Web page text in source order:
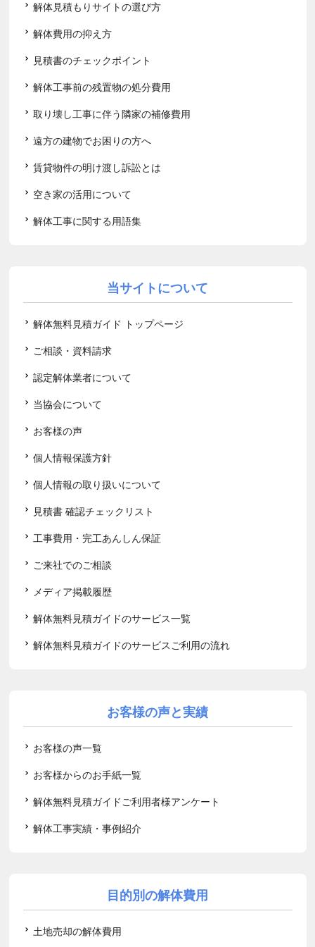
解体見積もりサイトの選び方
解体費用の抑え方
見積書のチェックポイント
解体工事前の残置物の処分費用
取り壊し工事に伴う隣家の補修費用
遠方の建物でお困りの方へ
賃貸物件の明け渡し訴訟とは
空き家の活用について
解体工事に関する用語集
当サイトについて
解体無料見積ガイド トップページ
ご相談・資料請求
認定解体業者について
当協会について
お客様の声
個人情報保護方針
個人情報の取り扱いについて
見積書 確認チェックリスト
工事費用・完工あんしん保証
ご来社でのご相談
メディア掲載履歴
解体無料見積ガイドのサービス一覧
解体無料見積ガイドのサービスご利用の流れ
お客様の声と実績
お客様の声一覧
お客様からのお手紙一覧
解体無料見積ガイドご利用者様アンケート
解体工事実績・事例紹介
目的別の解体費用
土地売却の解体費用